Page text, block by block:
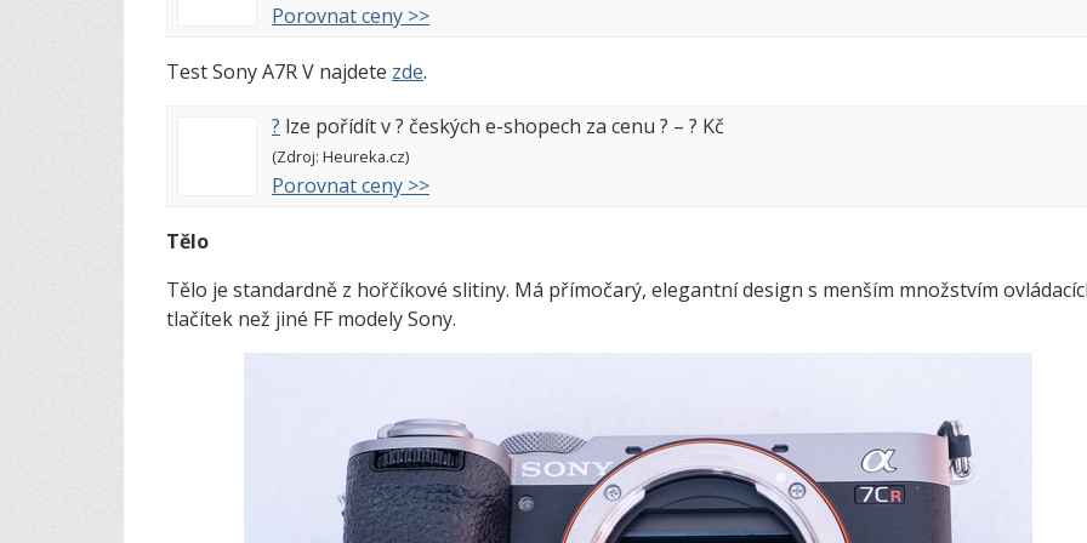
Porovnat ceny >>
Test Sony A7R V najdete zde.
? lze pořídít v? českých e-shopech za cenu ? – ? Kč
(Zdroj: Heureka.cz)
Porovnat ceny >>
Tělo
Tělo je standardně z hořčíkové slitiny. Má přímočarý, elegantní design s menším množstvím
tlačítek než jiné FF modely Sony.